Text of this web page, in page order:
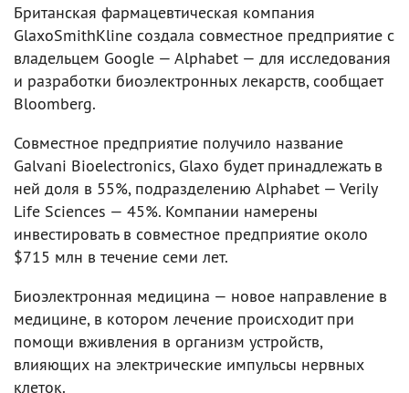
Британская фармацевтическая компания
GlaxoSmithKline создала совместное предприятие с
владельцем Google — Alphabet — для исследования
и разработки биоэлектронных лекарств, сообщает
Bloomberg.
Совместное предприятие получило название
Galvani Bioelectronics, Glaxo будет принадлежать в
ней доля в 55%, подразделению Alphabet — Verily
Life Sciences — 45%. Компании намерены
инвестировать в совместное предприятие около
$715 млн в течение семи лет.
Биоэлектронная медицина — новое направление в
медицине, в котором лечение происходит при
помощи вживления в организм устройств,
влияющих на электрические импульсы нервных
клеток.